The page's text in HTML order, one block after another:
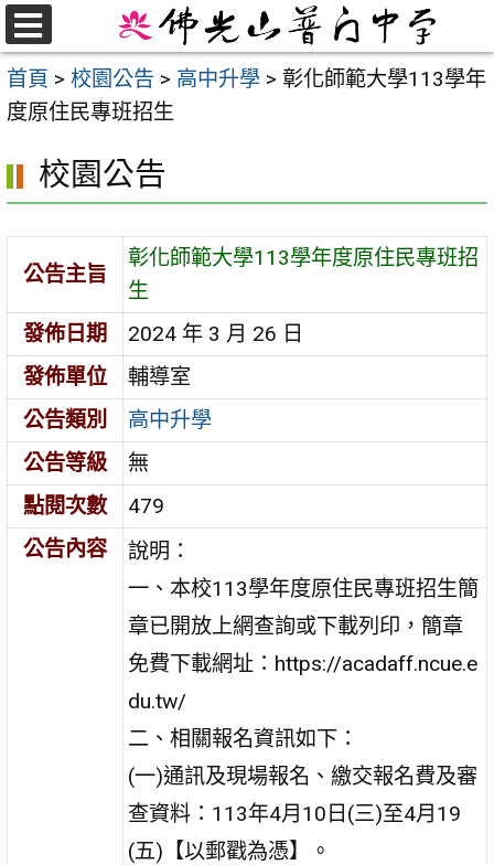
跳
至
主
要
首頁 > 校園公告 > 高中升學 > 彰化師範大學113學年
度原住民專班招生
校園公告
公告主旨
彰化師範大學113學年度原住民專班招
生
發佈日期
2024 年 3 月 26 日
發佈單位
輔導室
公告類別
高中升學
公告等級
無
點閱次數
479
公告內容
說明：
一、本校113學年度原住民專班招生簡
章已開放上網查詢或下載列印，簡章
免費下載網址：https://acadaff.ncue.e
du.tw/
二、相關報名資訊如下：
(一)通訊及現場報名、繳交報名費及審
查資料：113年4月10日(三)至4月19
(五)【以郵戳為憑】。
選
單